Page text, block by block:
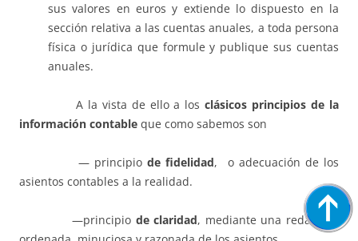
sus valores en euros y extiende lo dispuesto en la
sección relativa a las cuentas anuales, a toda persona
física o jurídica que formule y publique sus cuentas
anuales.
A la vista de ello a losclásicos principios de la
información contable que como sabemos son
— principiode fidelidad, o adecuación de los
asientos contables a la realidad.
—principio de claridad, mediante una redacción